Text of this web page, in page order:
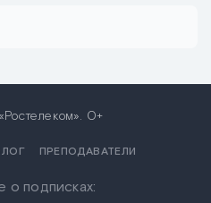
0+
ПРЕПОДАВАТЕЛИ
о подписках: